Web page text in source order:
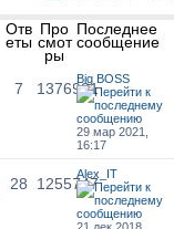
Отв
еты
Про
смот
ры
Последнее
сообщение
7 1376921
Big BOSS
29 мар 2021,
16:17
28 1255747
Alex_IT